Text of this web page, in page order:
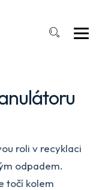
roli v recyklaci
odpadem.
točí kolem